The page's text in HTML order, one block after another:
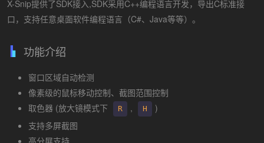
X-Snip提供了SDK接入,SDK采用C++编程语言开发，导出C标准接
口，支持任意桌面软件编程语言（C#、Java等等）。
功能介绍
窗口区域自动检测
像素级的鼠标移动控制、截图范围控制
取色器 (放大镜模式下
R , H
)
支持多屏截图